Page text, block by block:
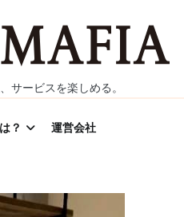
サービスを楽しめる。
？ 運営会社